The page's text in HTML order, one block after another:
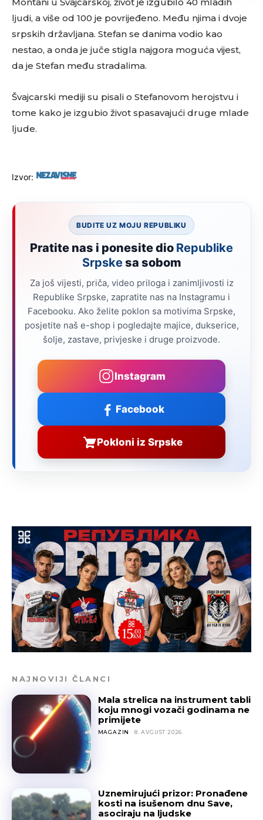
ljudi, a više od 100 je povrijeđeno. Među njima i dvoje
srpskih državljana. Stefan se danima vodio kao
nestao, a onda je juče stigla najgora moguća vijest,
da je Stefan među stradalima.
Švajcarski mediji su pisali o Stefanovom herojstvu i
tome kako je izgubio život spasavajući druge mlade
ljude.
Izvor:
BUDITE UZ MOJU REPUBLIKU
Pratite nas i ponesite dio Republike
Srpskesa sobom
Za još vijesti, priča, video priloga i zanimljivosti iz
Republike Srpske, zapratite nas na Instagramu i
Facebooku. Ako želite poklon sa motivima Srpske,
posjetite naš e-shop i pogledajte majice, dukserice,
šolje, zastave, privjeske i druge proizvode.
Instagram
Facebook
Pokloni iz Srpske
NAJNOVIJI ČLANCI
Mala strelica na instrument tabli
koju mnogi vozači godinama ne
primijete
MAGAZIN 8. AVGUST 2026.
Uznemirujući prizor: Pronađene
kosti na isušenom dnu Save,
asociraju na ljudske